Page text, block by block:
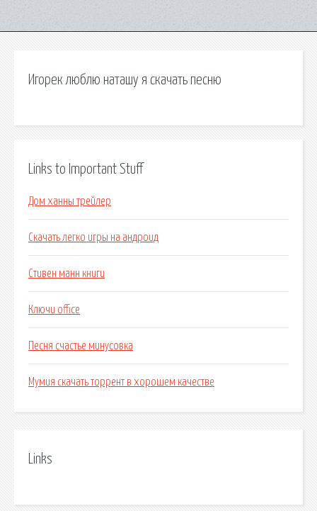
Игорек люблю наташу я скачать песню
Links to Important Stuff
Дом ханны трейлер
Скачать легко игры на андроид
Стивен манн книги
Ключи office
Песня счастье минусовка
Мумия скачать торрент в хорошем качестве
Links